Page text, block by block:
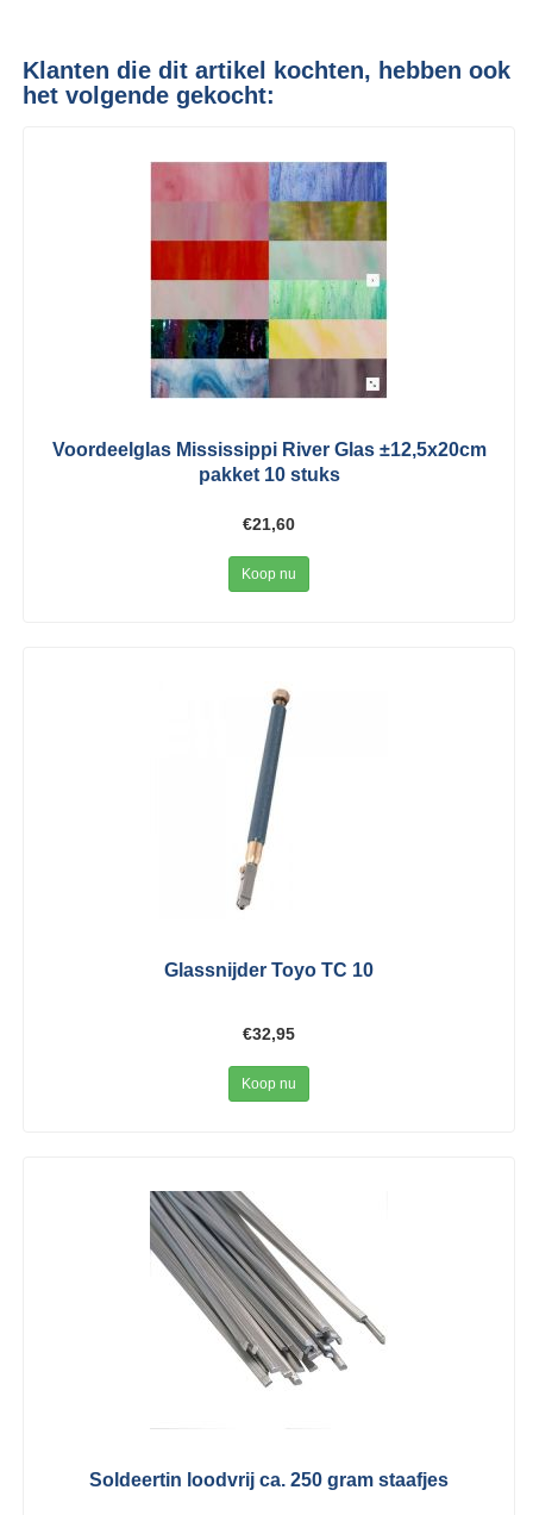
Klanten die dit artikel kochten, hebben ook
het volgende gekocht:
Voordeelglas Mississippi River Glas ±12,5x20cm
pakket 10 stuks
€21,60
Koop nu
Glassnijder Toyo TC 10
€32,95
Koop nu
Soldeertin loodvrij ca. 250 gram staafjes